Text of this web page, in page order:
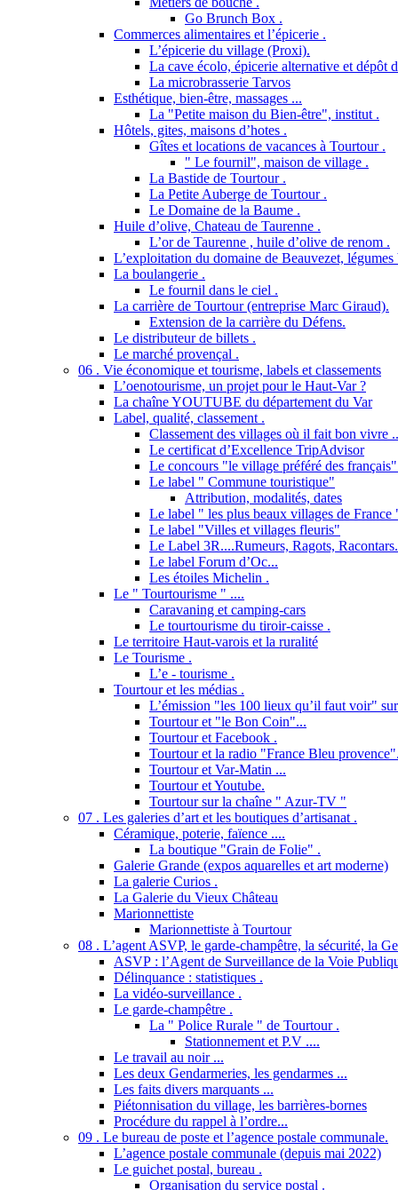
Go Brunch Box .
Commerces alimentaires et l’épicerie .
L’épicerie du village (Proxi).
La cave écolo, épicerie alternative et dépôt
La microbrasserie Tarvos
Esthétique, bien-être, massages ...
La "Petite maison du Bien-être", institut .
Hôtels, gites, maisons d’hotes .
Gîtes et locations de vacances à Tourtour .
" Le fournil", maison de village .
La Bastide de Tourtour .
La Petite Auberge de Tourtour .
Le Domaine de la Baume .
Huile d’olive, Chateau de Taurenne .
L’or de Taurenne , huile d’olive de renom .
L’exploitation du domaine de Beauvezet, légumes
La boulangerie .
Le fournil dans le ciel .
La carrière de Tourtour (entreprise Marc Giraud).
Extension de la carrière du Défens.
Le distributeur de billets .
Le marché provençal .
06 . Vie économique et tourisme, labels et classements
L’oenotourisme, un projet pour le Haut-Var ?
La chaîne YOUTUBE du département du Var
Label, qualité, classement .
Classement des villages où il fait bon vivre
Le certificat d’Excellence TripAdvisor
Le concours "le village préféré des
Le label " Commune touristique"
Attribution, modalités, dates
Le label " les plus beaux villages de France
Le label "Villes et villages fleuris"
Le Label 3R....Rumeurs, Ragots,
Le label Forum d’Oc...
Les étoiles Michelin .
Le " Tourtourisme " ....
Caravaning et camping-cars
Le tourtourisme du tiroir-caisse .
Le territoire Haut-varois et la ruralité
Le Tourisme .
L’e - tourisme .
Tourtour et les médias .
L’émission "les 100 lieux qu’il faut voir"
Tourtour et "le Bon Coin"...
Tourtour et Facebook .
Tourtour et la radio "France Bleu
Tourtour et Var-Matin ...
Tourtour et Youtube.
Tourtour sur la chaîne " Azur-TV "
07 . Les galeries d’art et les boutiques d’artisanat .
Céramique, poterie, faïence ....
La boutique "Grain de Folie" .
Galerie Grande (expos aquarelles et art moderne)
La galerie Curios .
La Galerie du Vieux Château
Marionnettiste
Marionnettiste à Tourtour
08 . L’agent ASVP, le garde-champêtre, la sécurité, la
ASVP : l’Agent de Surveillance de la Voie
Délinquance : statistiques .
La vidéo-surveillance .
Le garde-champêtre .
La " Police Rurale " de Tourtour .
Stationnement et P.V ....
Le travail au noir ...
Les deux Gendarmeries, les gendarmes ...
Les faits divers marquants ...
Piétonnisation du village, les barrières-bornes
Procédure du rappel à l’ordre...
09 . Le bureau de poste et l’agence postale communale.
L’agence postale communale (depuis mai 2022)
Le guichet postal, bureau .
Organisation du service postal .